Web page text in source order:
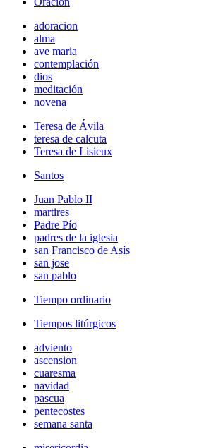
adoracion
alma
ave maria
contemplación
dios
meditación
novena
Teresa de Ávila
teresa de calcuta
Teresa de Lisieux
Santos
Juan Pablo II
martires
Padre Pío
padres de la iglesia
san Francisco de Asís
san jose
san pablo
Tiempo ordinario
Tiempos litúrgicos
adviento
ascension
cuaresma
navidad
pascua
pentecostes
semana santa